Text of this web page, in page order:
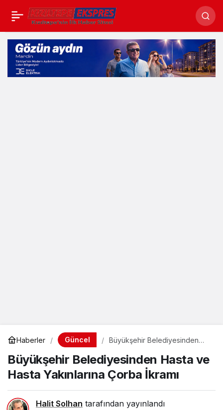
Haberler Güncel
Büyükşehir Belediyesinden
Çorba İkramı
Büyükşehir Belediyesinden Hasta ve
Hasta Yakınlarına Çorba İkramı
Halit Solhan tarafından yayınlandı
Mardin’de Gençlik ve
Spor Altın Çağını
Yaşıyor!
Paylaş